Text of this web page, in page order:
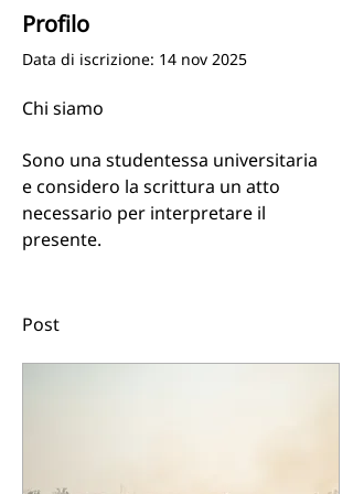
Profilo
Data di iscrizione: 14 nov 2025
Chi siamo
Sono una studentessa universitaria
e considero la scrittura un atto
necessario per interpretare il
presente.
Post